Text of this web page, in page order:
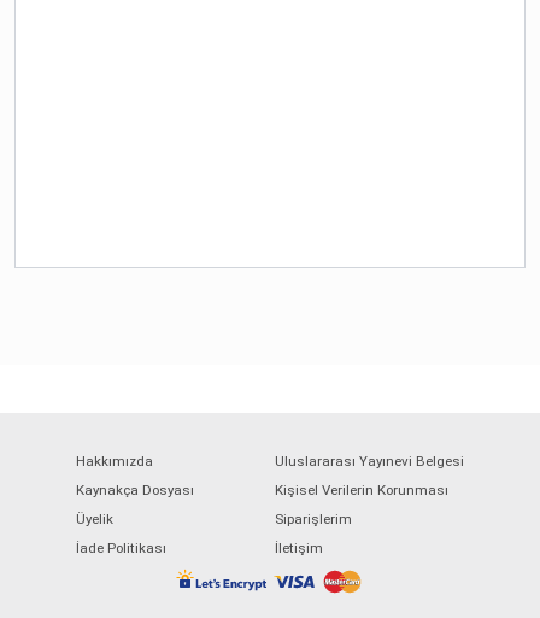
Hakkımızda
Uluslararası Yayınevi Belgesi
Kaynakça Dosyası
Kişisel Verilerin Korunması
Üyelik
Siparişlerim
İade Politikası
İletişim